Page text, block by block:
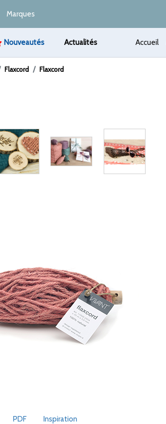
Marques
Nouveautés Actualités Accueil
Flaxcord Flaxcord
PDF Inspiration